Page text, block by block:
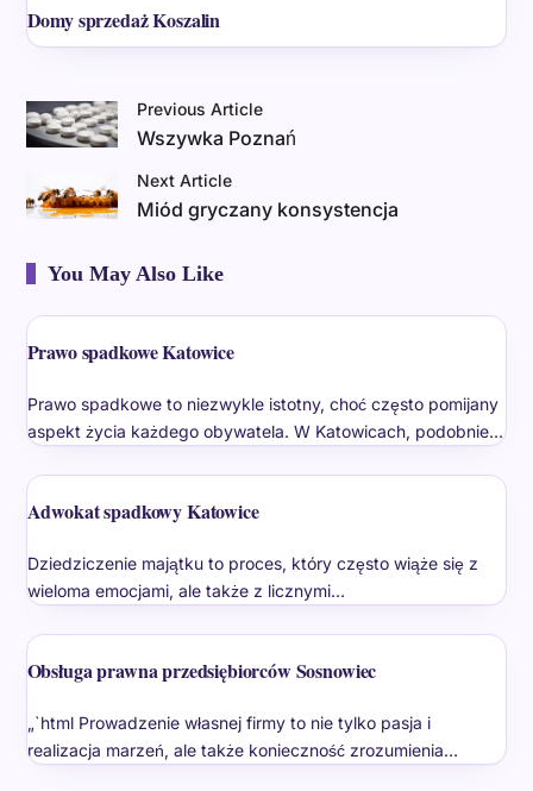
Domy sprzedaż Koszalin
Previous Article
Wszywka Poznań
Next Article
Miód gryczany konsystencja
You May Also Like
Prawo spadkowe Katowice
Prawo spadkowe to niezwykle istotny, choć często pomijany
aspekt życia każdego obywatela. W Katowicach, podobnie…
Adwokat spadkowy Katowice
Dziedziczenie majątku to proces, który często wiąże się z
wieloma emocjami, ale także z licznymi…
Obsługa prawna przedsiębiorców Sosnowiec
„`html Prowadzenie własnej firmy to nie tylko pasja i
realizacja marzeń, ale także konieczność zrozumienia…